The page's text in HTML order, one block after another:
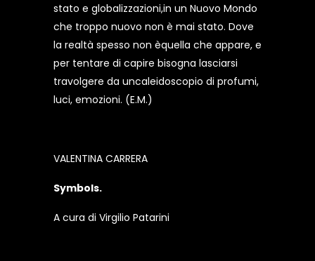
stato e globalizzazioni,in un Nuovo Mondo
che troppo nuovo non è mai stato. Dove
la realtà spesso non èquella che appare, e
per tentare di capire bisogna lasciarsi
travolgere da uncaleidoscopio di profumi,
luci, emozioni. (E.M.)
VALENTINA CARRERA
Symbols.
A cura di Virgilio Patarini